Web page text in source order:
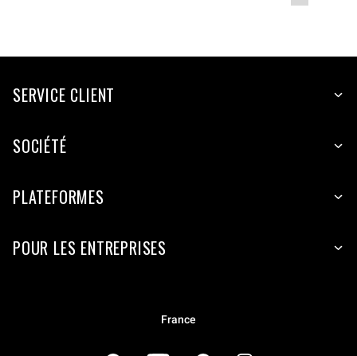
SERVICE CLIENT
SOCIÉTÉ
PLATEFORMES
POUR LES ENTREPRISES
France